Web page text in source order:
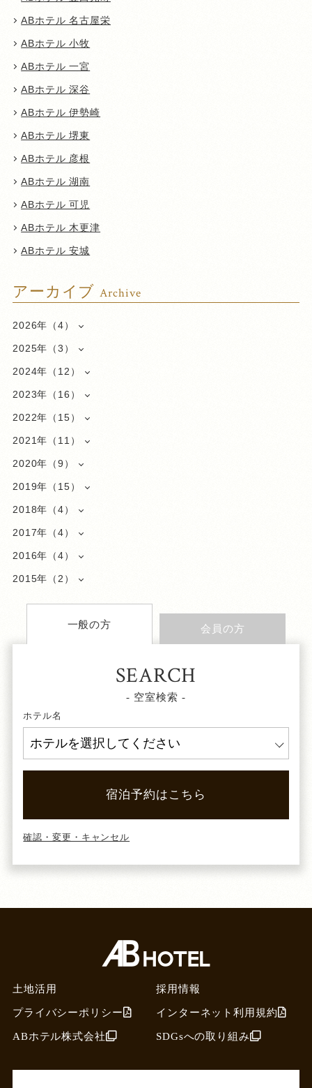
ABホテル 名古屋栄
ABホテル 小牧
ABホテル 一宮
ABホテル 深谷
ABホテル 伊勢崎
ABホテル 堺東
ABホテル 彦根
ABホテル 湖南
ABホテル 可児
ABホテル 木更津
ABホテル 安城
アーカイブ Archive
2026年（4）
2025年（3）
2024年（12）
2023年（16）
2022年（15）
2021年（11）
2020年（9）
2019年（15）
2018年（4）
2017年（4）
2016年（4）
2015年（2）
一般の方 会員の方
SEARCH
- 空室検索 -
ホテル名
宿泊予約はこちら
確認・変更・キャンセル
土地活用
採用情報
プライバシーポリシー
インターネット利用規約
ABホテル株式会社
SDGsへの取り組み